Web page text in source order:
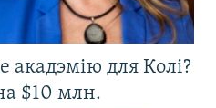
акадэмію для Колі?
$10 млн.